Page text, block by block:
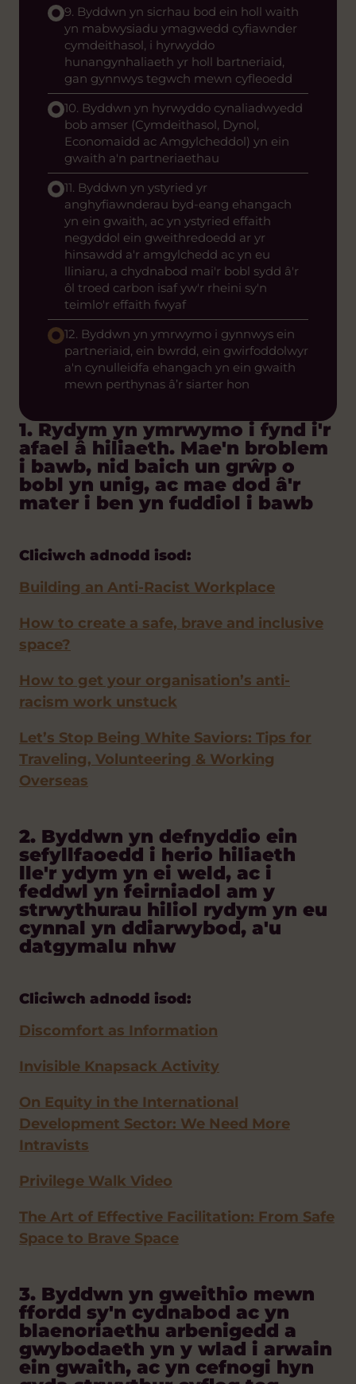
9. Byddwn yn sicrhau bod ein holl waith
yn mabwysiadu ymagwedd cyfiawnder
cymdeithasol, i hyrwyddo
hunangynhaliaeth yr holl bartneriaid,
gan gynnwys tegwch mewn cyfleoedd
10. Byddwn yn hyrwyddo cynaliadwyedd
bob amser (Cymdeithasol, Dynol,
Economaidd ac Amgylcheddol) yn ein
gwaith a'n partneriaethau
11. Byddwn yn ystyried yr
anghyfiawnderau byd-eang ehangach
yn ein gwaith, ac yn ystyried effaith
negyddol ein gweithredoedd ar yr
hinsawdd a'r amgylchedd ac yn eu
lliniaru, a chydnabod mai'r bobl sydd â'r
ôl troed carbon isaf yw'r rheini sy'n
teimlo'r effaith fwyaf
12. Byddwn yn ymrwymo i gynnwys ein
partneriaid, ein bwrdd, ein gwirfoddolwyr
a'n cynulleidfa ehangach yn ein gwaith
mewn perthynas â’r siarter hon
1. Rydym yn ymrwymo i fynd i'r
afael â hiliaeth. Mae'n broblem
i bawb, nid baich un grŵp o
bobl yn unig, ac mae dod â'r
mater i ben yn fuddiol i bawb
Cliciwch adnodd isod:
Building an Anti-Racist Workplace
How to create a safe, brave and inclusive
space?
How to get your organisation’s anti-
racism work unstuck
Let’s Stop Being White Saviors: Tips for
Traveling, Volunteering & Working
Overseas
2. Byddwn yn defnyddio ein
sefyllfaoedd i herio hiliaeth
lle'r ydym yn ei weld, ac i
feddwl yn feirniadol am y
strwythurau hiliol rydym yn eu
cynnal yn ddiarwybod, a'u
datgymalu nhw
Cliciwch adnodd isod:
Discomfort as Information
Invisible Knapsack Activity
On Equity in the International
Development Sector: We Need More
Intravists
Privilege Walk Video
The Art of Effective Facilitation: From Safe
Space to Brave Space
3. Byddwn yn gweithio mewn
ffordd sy'n cydnabod ac yn
blaenoriaethu arbenigedd a
gwybodaeth yn y wlad i arwain
ein gwaith, ac yn cefnogi hyn